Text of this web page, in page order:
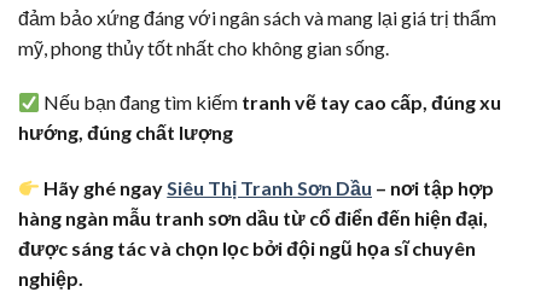
đảm bảo xứng đáng với ngân sách và mang lại giá trị thẩm
mỹ, phong thủy tốt nhất cho không gian sống.
Nếu bạn đang tìm kiếm tranh vẽ tay cao cấp, đúng xu
hướng, đúng chất lượng
Hãy ghé ngaySiêu Thị Tranh Sơn Dầu – nơi tập hợp
hàng ngàn mẫu tranh sơn dầu từ cổ điển đến hiện đại,
được sáng tác và chọn lọc bởi đội ngũ họa sĩ chuyên
nghiệp.